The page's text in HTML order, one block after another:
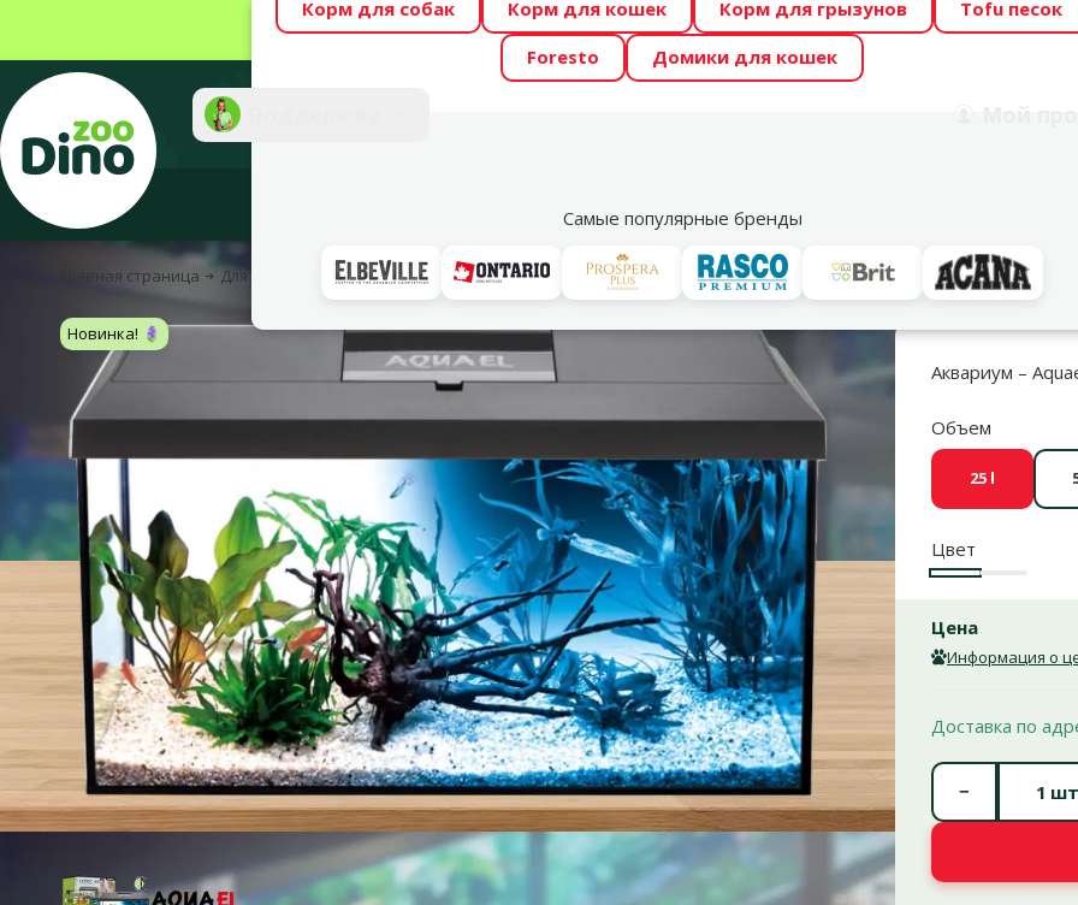
Весь месяц Dino Zoo предлагает отличные цены на ТОП-овые корма! 🍖
Фотоконкурс “GADA ŪSAIŅI”! Возможно Твой питомец станет звездой
Корм для собак Корм для кошек Корм для грызунов
Tofu песок
Foresto
Домики для кошек
Самые популярные бренды
Акции
Главная страница Для рыбок Аквариумы и принадлежности Аквариумные наборы Aquael LEDDY 40 LED black, 25 л
Аквариум –
Объем
25 l
Цвет
Цена
Информация о
Доставка по
−
Новинка! 🪻